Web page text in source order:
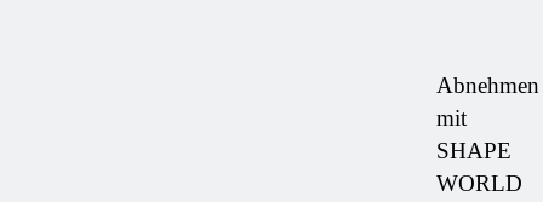
Abnehmen
mit
SHAPE
WORLD